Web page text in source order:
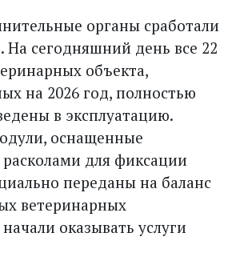
органы сработали
На сегодняшний день все 22
объекта,
на 2026 год, полностью
в эксплуатацию.
оснащенные
для фиксации
переданы на баланс
ветеринарных
оказывать услуги